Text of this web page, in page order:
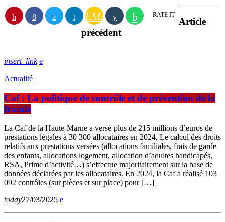
EMAIL RATE IT
Article
précédent
insert_link
Actualité
Caf : La politique de contrôle et de prévention de la
fraude
La Caf de la Haute-Marne a versé plus de 215 millions d’euros de
prestations légales à 30 300 allocataires en 2024. Le calcul des droits
relatifs aux prestations versées (allocations familiales, frais de garde
des enfants, allocations logement, allocation d’adultes handicapés,
RSA, Prime d’activité…) s’effectue majoritairement sur la base de
données déclarées par les allocataires. En 2024, la Caf a réalisé 103
092 contrôles (sur pièces et sur place) pour […]
today27/03/2025